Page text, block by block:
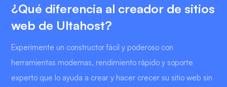
¿Qué diferencia al creador de sitios
web de Ultahost?
Experimente un constructor fácil y poderoso con
herramientas modernas, rendimiento rápido y soporte
experto que lo ayuda a crear y hacer crecer su sitio web sin